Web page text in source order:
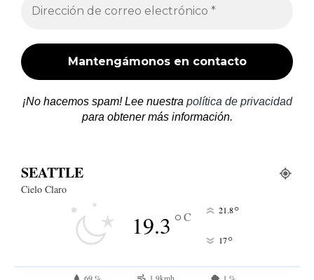
¡No hacemos spam! Lee nuestra política de privacidad
para obtener más información.
SEATTLE
Cielo Claro
19.3°C 21.8°
17°